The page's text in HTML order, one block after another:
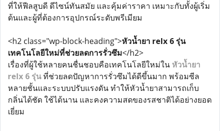
ที่ให้ฟีลสูบดี ดีไซน์ทันสมัย และคุ้มค่าราคา เหมาะกับทั้งผู้เริ่ม
ต้นและผู้ที่ต้องการอุปกรณ์ระดับพรีเมียม
<h2 class="wp-block-heading">หัวน้ำยา relx 6 รุ่น
เทคโนโลยีใหม่ที่ช่วยลดการรั่วซึม</h2>
เรื่องที่ผู้ใช้หลายคนชื่นชอบคือเทคโนโลยีใหม่ใน หัวน้ำยา
relx 6 รุ่นที่ช่วยลดปัญหาการรั่วซึมได้ดีขึ้นมาก พร้อมซีล
หลายชั้นและระบบปรับแรงดัน ทำให้หัวน้ำยาสามารถเก็บ
กลิ่นได้ชัด ใช้ได้นาน และคงความสดของรสชาติได้อย่างยอด
เยี่ยม